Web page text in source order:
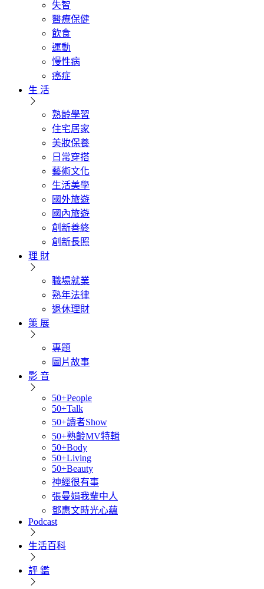
失智
醫療保健
飲食
運動
慢性病
癌症
生 活
熟齡學習
住宅居家
美妝保養
日常穿搭
藝術文化
生活美學
國外旅遊
國內旅遊
創新善終
創新長照
理 財
職場就業
熟年法律
退休理財
策 展
專題
圖片故事
影 音
50+People
50+Talk
50+讀者Show
50+熟齡MV特輯
50+Body
50+Living
50+Beauty
神經很有事
張曼娟我輩中人
鄧惠文時光心蘊
Podcast
生活百科
評 鑑